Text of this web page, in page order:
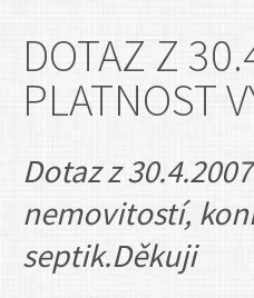
DOTAZ Z
PLATNOST
Dotaz z
nemovitostí,
septik.Děkuji